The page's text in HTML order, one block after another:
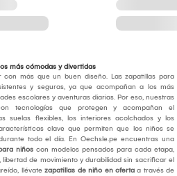
más cómodas y divertidas
con más que un buen diseño. Las zapatillas para
y seguras, ya que acompañan a los más
escolares y aventuras diarias. Por eso, nuestras
tecnologías que protegen y acompañan el
suelas flexibles, los interiores acolchados y los
clave que permiten que los niños se
todo el día. En Oechsle.pe encuentras una
niños con modelos pensados para cada etapa,
de movimiento y durabilidad sin sacrificar el
llévate zapatillas de niño en oferta a través de